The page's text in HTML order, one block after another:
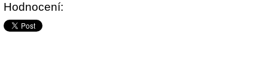
Hodnocení: